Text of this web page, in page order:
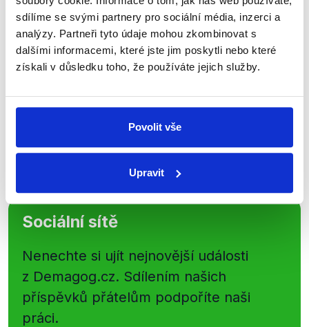
sdílíme se svými partnery pro sociální média, inzerci a
analýzy. Partneři tyto údaje mohou zkombinovat s
dalšími informacemi, které jste jim poskytli nebo které
získali v důsledku toho, že používáte jejich služby.
Povolit vše
Upravit
newsletteru nebowhatsappového
kanálu, kde pravidelně přinášíme
shrnutí nejzajímavějších článků a analýz.
Začněte nás odebírat, a mějte tak
nepravdy se zrovna v Česku šíří.
Newsletter WhatsApp
Sociální sítě
Nenechte si ujít nejnovější události
z Demagog.cz. Sdílením našich
příspěvků přátelům podpoříte naši
práci.